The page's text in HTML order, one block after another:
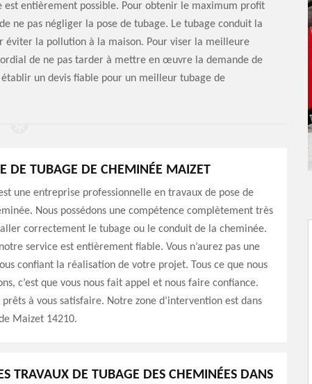
entièrement possible. Pour obtenir le maximum profit
ne pas négliger la pose de tubage. Le tubage conduit la
éviter la pollution à la maison. Pour viser la meilleure
de ne pas tarder à mettre en œuvre la demande de
un devis fiable pour un meilleur tubage de
DE TUBAGE DE CHEMINÉE MAIZET
est une entreprise professionnelle en travaux de pose de
Nous possédons une compétence complètement très
correctement le tubage ou le conduit de la cheminée.
service est entièrement fiable. Vous n’aurez pas une
confiant la réalisation de votre projet. Tous ce que nous
c’est que vous nous fait appel et nous faire confiance.
prêts à vous satisfaire. Notre zone d’intervention est dans
Maizet 14210.
TRAVAUX DE TUBAGE DES CHEMINÉES DANS